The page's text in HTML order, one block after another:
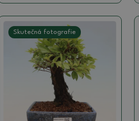
Skutečná fotografie